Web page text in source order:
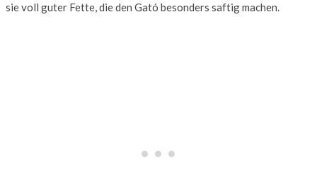
sie voll guter Fette, die den Gató besonders saftig machen.